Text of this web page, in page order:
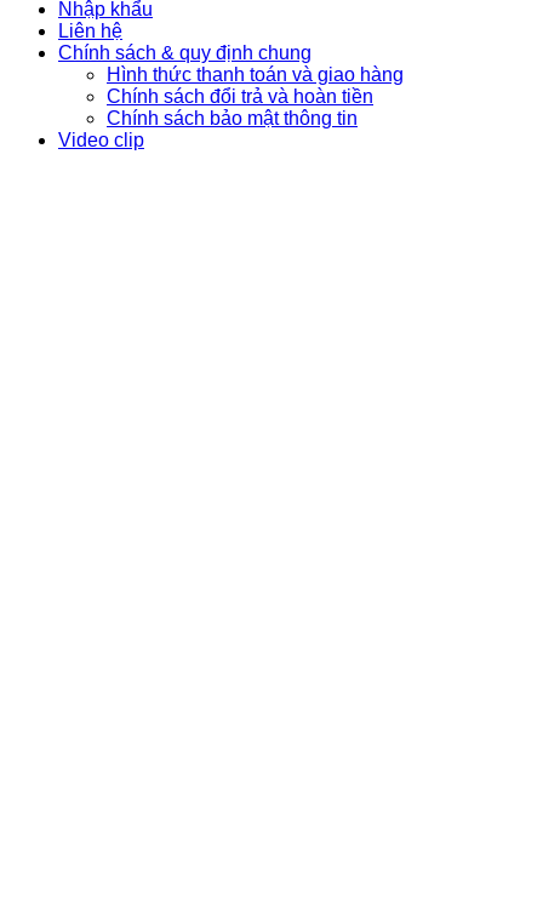
Nhập khẩu
Liên hệ
Chính sách & quy định chung
Hình thức thanh toán và giao hàng
Chính sách đổi trả và hoàn tiền
Chính sách bảo mật thông tin
Video clip